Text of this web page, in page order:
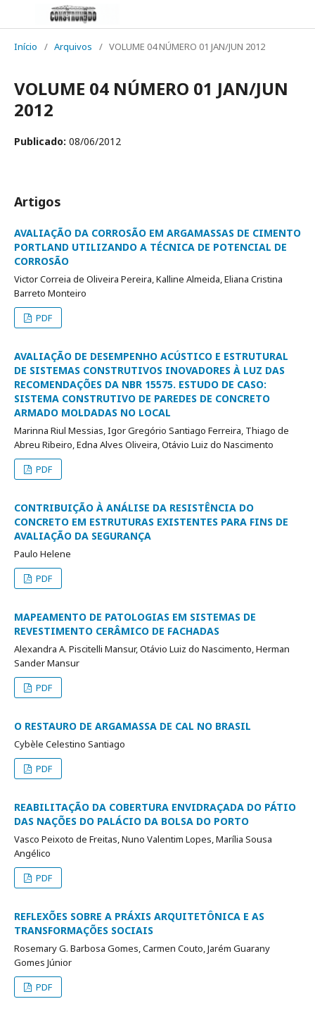
Início / Arquivos / VOLUME 04 NÚMERO 01 JAN/JUN 2012
VOLUME 04 NÚMERO 01 JAN/JUN
2012
Publicado: 08/06/2012
Artigos
AVALIAÇÃO DA CORROSÃO EM ARGAMASSAS DE CIMENTO
PORTLAND UTILIZANDO A TÉCNICA DE POTENCIAL DE
CORROSÃO
Victor Correia de Oliveira Pereira, Kalline Almeida, Eliana Cristina
Barreto Monteiro
PDF
AVALIAÇÃO DE DESEMPENHO ACÚSTICO E ESTRUTURAL
DE SISTEMAS CONSTRUTIVOS INOVADORES À LUZ DAS
RECOMENDAÇÕES DA NBR 15575. ESTUDO DE CASO:
SISTEMA CONSTRUTIVO DE PAREDES DE CONCRETO
ARMADO MOLDADAS NO LOCAL
Marinna Riul Messias, Igor Gregório Santiago Ferreira, Thiago de
Abreu Ribeiro, Edna Alves Oliveira, Otávio Luiz do Nascimento
PDF
CONTRIBUIÇÃO À ANÁLISE DA RESISTÊNCIA DO
CONCRETO EM ESTRUTURAS EXISTENTES PARA FINS DE
AVALIAÇÃO DA SEGURANÇA
Paulo Helene
PDF
MAPEAMENTO DE PATOLOGIAS EM SISTEMAS DE
REVESTIMENTO CERÂMICO DE FACHADAS
Alexandra A. Piscitelli Mansur, Otávio Luiz do Nascimento, Herman
Sander Mansur
PDF
O RESTAURO DE ARGAMASSA DE CAL NO BRASIL
Cybèle Celestino Santiago
PDF
REABILITAÇÃO DA COBERTURA ENVIDRAÇADA DO PÁTIO
DAS NAÇÕES DO PALÁCIO DA BOLSA DO PORTO
Vasco Peixoto de Freitas, Nuno Valentim Lopes, Marília Sousa
Angélico
PDF
REFLEXÕES SOBRE A PRÁXIS ARQUITETÔNICA E AS
TRANSFORMAÇÕES SOCIAIS
Rosemary G. Barbosa Gomes, Carmen Couto, Jarém Guarany
Gomes Júnior
PDF